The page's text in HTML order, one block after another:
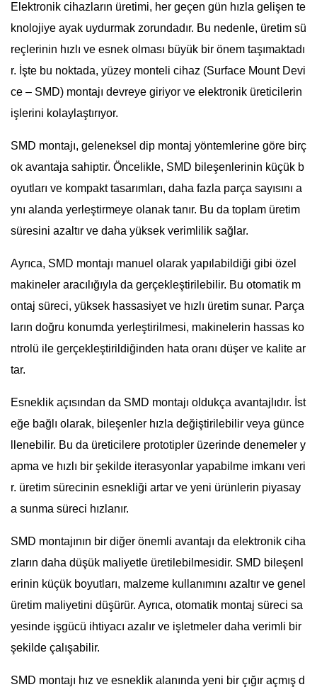
Elektronik cihazların üretimi, her geçen gün hızla gelişen te
knolojiye ayak uydurmak zorundadır. Bu nedenle, üretim sü
reçlerinin hızlı ve esnek olması büyük bir önem taşımaktadı
r. İşte bu noktada, yüzey monteli cihaz (Surface Mount Devi
ce – SMD) montajı devreye giriyor ve elektronik üreticilerin
işlerini kolaylaştırıyor.
SMD montajı, geleneksel dip montaj yöntemlerine göre birç
ok avantaja sahiptir. Öncelikle, SMD bileşenlerinin küçük b
oyutları ve kompakt tasarımları, daha fazla parça sayısını a
ynı alanda yerleştirmeye olanak tanır. Bu da toplam üretim
süresini azaltır ve daha yüksek verimlilik sağlar.
Ayrıca, SMD montajı manuel olarak yapılabildiği gibi özel
makineler aracılığıyla da gerçekleştirilebilir. Bu otomatik m
ontaj süreci, yüksek hassasiyet ve hızlı üretim sunar. Parça
ların doğru konumda yerleştirilmesi, makinelerin hassas ko
ntrolü ile gerçekleştirildiğinden hata oranı düşer ve kalite ar
tar.
Esneklik açısından da SMD montajı oldukça avantajlıdır. İst
eğe bağlı olarak, bileşenler hızla değiştirilebilir veya günce
llenebilir. Bu da üreticilere prototipler üzerinde denemeler y
apma ve hızlı bir şekilde iterasyonlar yapabilme imkanı veri
r. üretim sürecinin esnekliği artar ve yeni ürünlerin piyasay
a sunma süreci hızlanır.
SMD montajının bir diğer önemli avantajı da elektronik ciha
zların daha düşük maliyetle üretilebilmesidir. SMD bileşenl
erinin küçük boyutları, malzeme kullanımını azaltır ve genel
üretim maliyetini düşürür. Ayrıca, otomatik montaj süreci sa
yesinde işgücü ihtiyacı azalır ve işletmeler daha verimli bir
şekilde çalışabilir.
SMD montajı hız ve esneklik alanında yeni bir çığır açmış d